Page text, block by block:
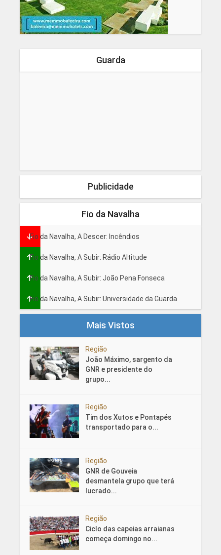
Guarda
Publicidade
Fio da Navalha
Fio da Navalha, A Descer: Incêndios
Fio da Navalha, A Subir: Rádio Altitude
Fio da Navalha, A Subir: João Pena Fonseca
Fio da Navalha, A Subir: Universidade da Guarda
Mais Vistos
Região
João Máximo, sargento da
GNR e presidente do
grupo...
Região
Tim dos Xutos e Pontapés
transportado para o...
Região
GNR de Gouveia
desmantela grupo que terá
lucrado...
Região
Ciclo das capeias arraianas
começa domingo no...